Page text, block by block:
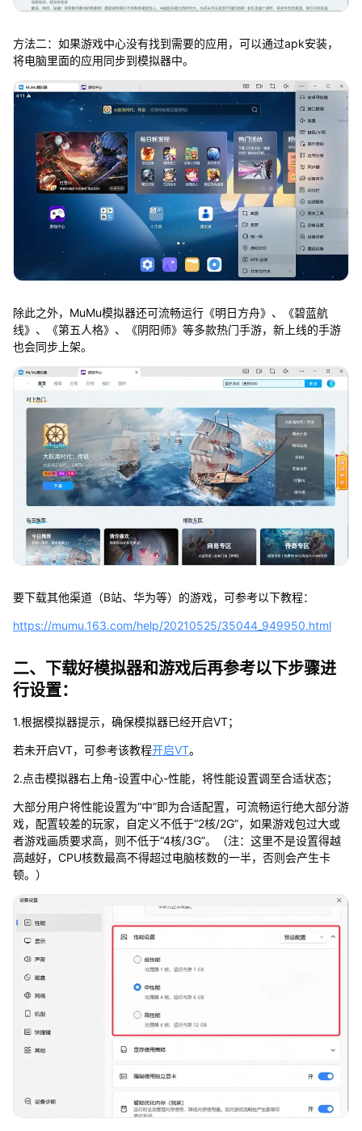
方法二：如果游戏中心没有找到需要的应用，可以通过apk安装，
将电脑里面的应用同步到模拟器中。
除此之外，MuMu模拟器还可流畅运行《明日方舟》、《碧蓝航
线》、《第五人格》、《阴阳师》等多款热门手游，新上线的手游
也会同步上架。
要下载其他渠道（B站、华为等）的游戏，可参考以下教程：
https://mumu.163.com/help/20210525/35044_949950.html
二、下载好模拟器和游戏后再参考以下步骤进
行设置：
1.根据模拟器提示，确保模拟器已经开启VT；
若未开启VT，可参考该教程开启VT。
2.点击模拟器右上角-设置中心-性能，将性能设置调至合适状态；
大部分用户将性能设置为“中”即为合适配置，可流畅运行绝大部分游
戏，配置较差的玩家，自定义不低于“2核/2G”，如果游戏包过大或
者游戏画质要求高，则不低于“4核/3G”。（注：这里不是设置得越
高越好，CPU核数最高不得超过电脑核数的一半，否则会产生卡
顿。）